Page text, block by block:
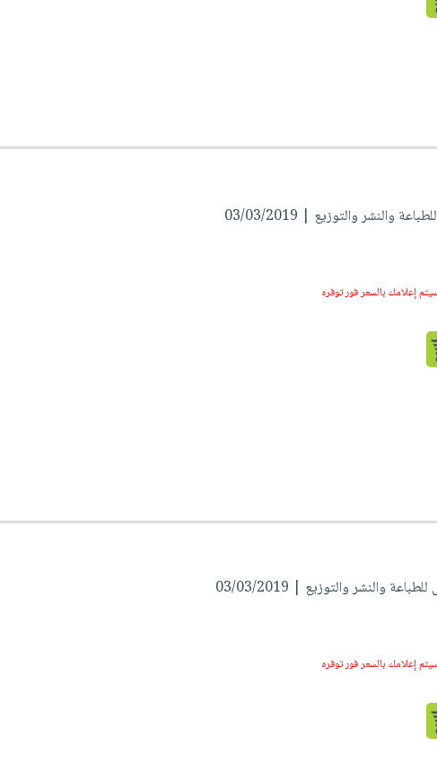
والنشر والتوزيع | 03/03/2019
إعلامك بالسعر فور توفره
والنشر والتوزيع | 03/03/2019
إعلامك بالسعر فور توفره